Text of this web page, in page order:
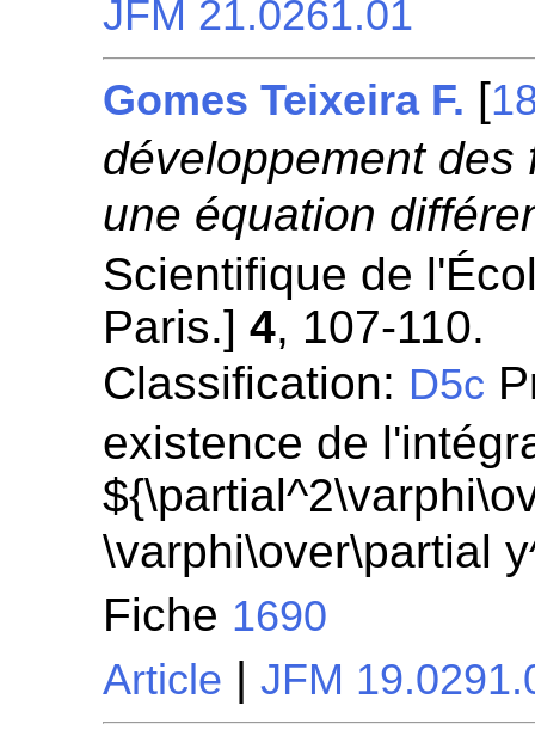
JFM 21.0261.01
Gomes Teixeira F. [
développement
une équation
Scientifique de
Paris.]4, 107-110.
Classification: D5c
existence de
\varphi\over\partial
Fiche 1690
Article |JFM